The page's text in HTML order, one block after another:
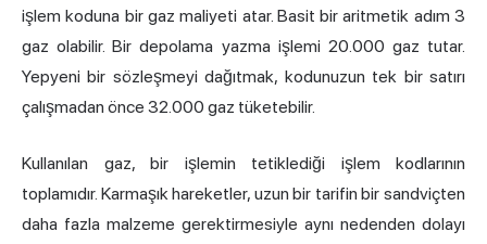
işlem koduna bir gaz maliyeti atar. Basit bir aritmetik adım 3
gaz olabilir. Bir depolama yazma işlemi 20.000 gaz tutar.
Yepyeni bir sözleşmeyi dağıtmak, kodunuzun tek bir satırı
çalışmadan önce 32.000 gaz tüketebilir.
Kullanılan gaz, bir işlemin tetiklediği işlem kodlarının
toplamıdır. Karmaşık hareketler, uzun bir tarifin bir sandviçten
daha fazla malzeme gerektirmesiyle aynı nedenden dolayı